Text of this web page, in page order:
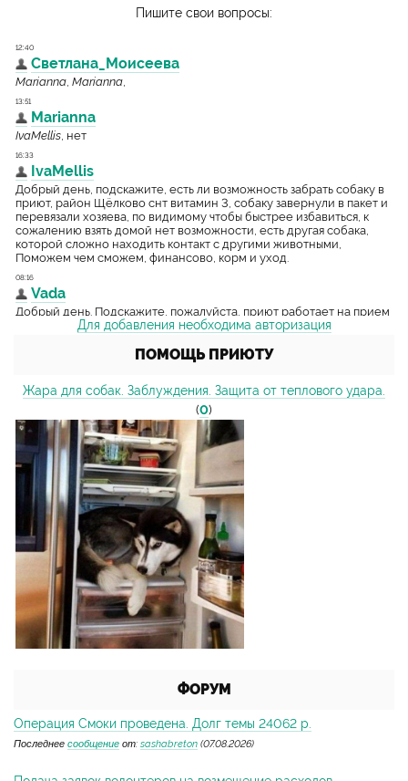
Пишите свои вопросы:
Для добавления необходима авторизация
ПОМОЩЬ ПРИЮТУ
Жара для собак. Заблуждения. Защита от теплового удара.
(0)
ФОРУМ
Операция Смоки проведена. Долг темы 24062 р.
Последнее сообщение от: sashabreton (07.08.2026)